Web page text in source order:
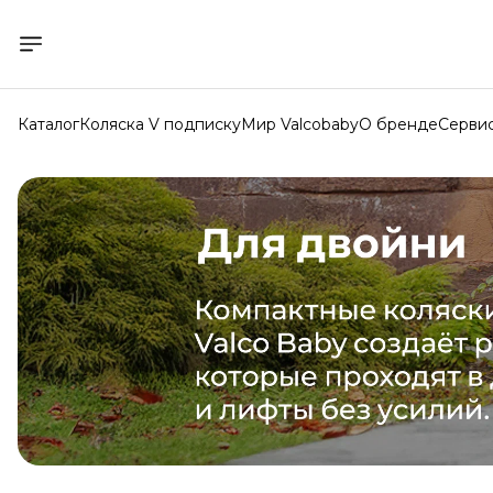
КаталогКоляска V подпискуМир ValcobabyО бренде